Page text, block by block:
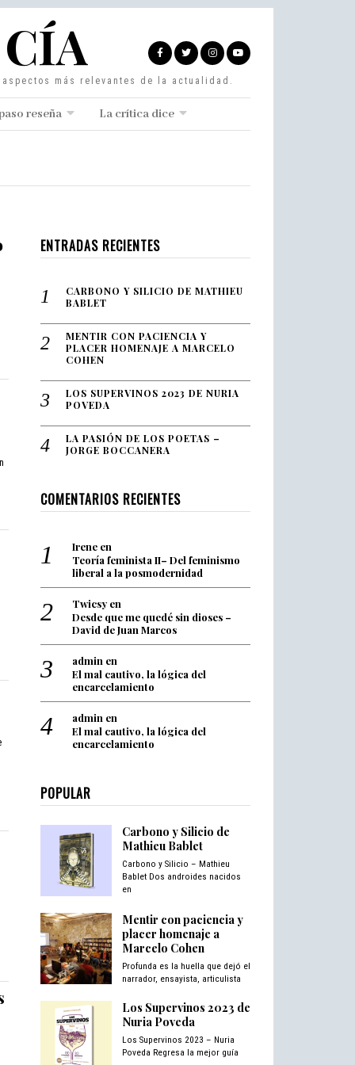
más relevantes de la actualidad.
reseña La crítica dice
ENTRADAS RECIENTES
CARBONO Y SILICIO DE MATHIEU
BABLET
MENTIR CON PACIENCIA Y
PLACER HOMENAJE A MARCELO
COHEN
LOS SUPERVINOS 2023 DE NURIA
POVEDA
LA PASIÓN DE LOS POETAS –
JORGE BOCCANERA
COMENTARIOS RECIENTES
Ireneen
Teoría feminista II– Del feminismo
liberal a la posmodernidad
Twicsyen
Desde que me quedé sin dioses –
David de Juan Marcos
admin en
El mal cautivo, la lógica del
encarcelamiento
admin en
El mal cautivo, la lógica del
encarcelamiento
POPULAR
Carbono y Silicio de
Mathieu Bablet
Carbono y Silicio – Mathieu
Bablet Dos androides nacidos
en
Mentir con paciencia y
placer homenaje a
Marcelo Cohen
Profunda es la huella que dejó el
narrador, ensayista, articulista
Los Supervinos 2023 de
Nuria Poveda
Los Supervinos 2023 – Nuria
Poveda Regresa la mejor guía